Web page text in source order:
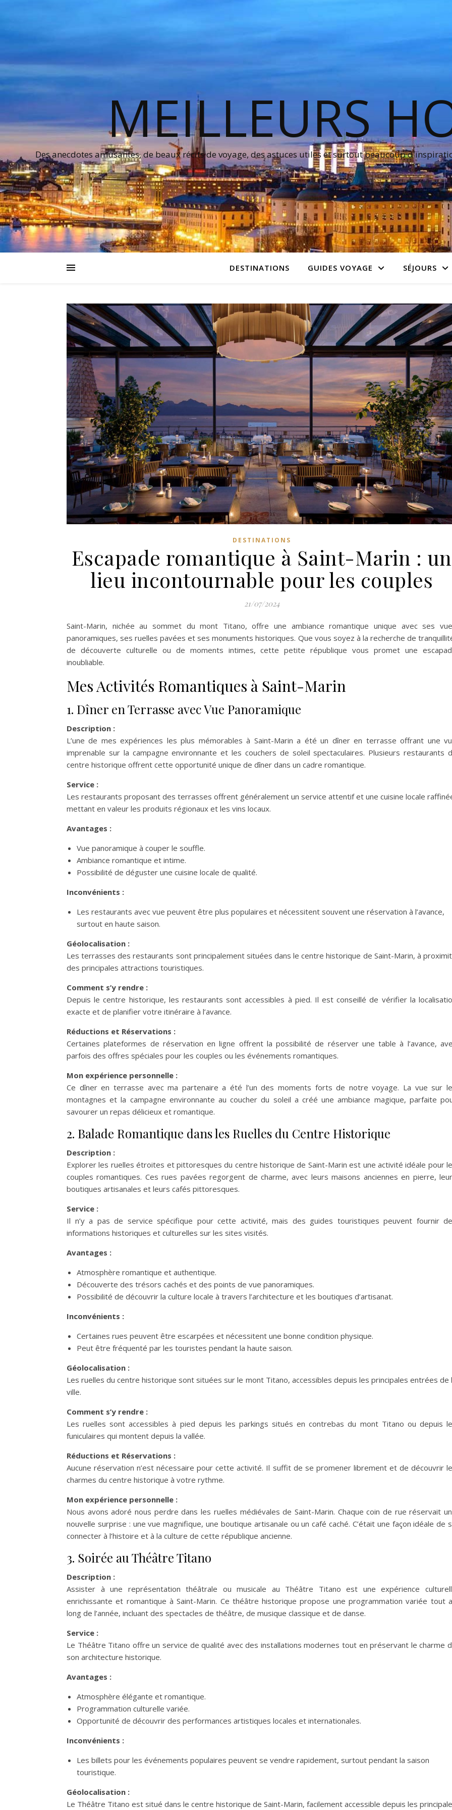
MEILLEURS
Des anecdotes amusantes, de beaux récits de voyage, des astuces utiles et surtout beaucoup
DESTINATIONS GUIDES VOYAGE SÉJOURS
DESTINATIONS
Escapade romantique à Saint-Marin : un
lieu incontournable pour les couples
21/07/2024
Saint-Marin, nichée au sommet du mont Titano, offre une ambiance romantique unique avec ses
panoramiques, ses ruelles pavées et ses monuments historiques. Que vous soyez à la recherche de
de découverte culturelle ou de moments intimes, cette petite république vous promet une
inoubliable.
Mes Activités Romantiques à Saint-Marin
1. Dîner en Terrasse avec Vue Panoramique
Description :
L’une de mes expériences les plus mémorables à Saint-Marin a été un dîner en terrasse offrant une
imprenable sur la campagne environnante et les couchers de soleil spectaculaires. Plusieurs restaurants
centre historique offrent cette opportunité unique de dîner dans un cadre romantique.
Service :
Les restaurants proposant des terrasses offrent généralement un service attentif et une cuisine locale
mettant en valeur les produits régionaux et les vins locaux.
Avantages :
Vue panoramique à couper le souffle.
Ambiance romantique et intime.
Possibilité de déguster une cuisine locale de qualité.
Inconvénients :
Les restaurants avec vue peuvent être plus populaires et nécessitent souvent une réservation à l’avance,
surtout en haute saison.
Géolocalisation :
Les terrasses des restaurants sont principalement situées dans le centre historique de Saint-Marin, à
des principales attractions touristiques.
Comment s’y rendre :
Depuis le centre historique, les restaurants sont accessibles à pied. Il est conseillé de vérifier la
exacte et de planifier votre itinéraire à l’avance.
Réductions et Réservations :
Certaines plateformes de réservation en ligne offrent la possibilité de réserver une table à l’avance,
parfois des offres spéciales pour les couples ou les événements romantiques.
Mon expérience personnelle :
Ce dîner en terrasse avec ma partenaire a été l’un des moments forts de notre voyage. La vue sur
montagnes et la campagne environnante au coucher du soleil a créé une ambiance magique, parfaite
savourer un repas délicieux et romantique.
2. Balade Romantique dans les Ruelles du Centre Historique
Description :
Explorer les ruelles étroites et pittoresques du centre historique de Saint-Marin est une activité idéale pour
couples romantiques. Ces rues pavées regorgent de charme, avec leurs maisons anciennes en pierre,
boutiques artisanales et leurs cafés pittoresques.
Service :
Il n’y a pas de service spécifique pour cette activité, mais des guides touristiques peuvent fournir
informations historiques et culturelles sur les sites visités.
Avantages :
Atmosphère romantique et authentique.
Découverte des trésors cachés et des points de vue panoramiques.
Possibilité de découvrir la culture locale à travers l’architecture et les boutiques d’artisanat.
Inconvénients :
Certaines rues peuvent être escarpées et nécessitent une bonne condition physique.
Peut être fréquenté par les touristes pendant la haute saison.
Géolocalisation :
Les ruelles du centre historique sont situées sur le mont Titano, accessibles depuis les principales entrées de
ville.
Comment s’y rendre :
Les ruelles sont accessibles à pied depuis les parkings situés en contrebas du mont Titano ou depuis
funiculaires qui montent depuis la vallée.
Réductions et Réservations :
Aucune réservation n’est nécessaire pour cette activité. Il suffit de se promener librement et de découvrir
charmes du centre historique à votre rythme.
Mon expérience personnelle :
Nous avons adoré nous perdre dans les ruelles médiévales de Saint-Marin. Chaque coin de rue réservait
nouvelle surprise : une vue magnifique, une boutique artisanale ou un café caché. C’était une façon idéale de
connecter à l’histoire et à la culture de cette république ancienne.
3. Soirée au Théâtre Titano
Description :
Assister à une représentation théâtrale ou musicale au Théâtre Titano est une expérience
enrichissante et romantique à Saint-Marin. Ce théâtre historique propose une programmation variée tout
long de l’année, incluant des spectacles de théâtre, de musique classique et de danse.
Service :
Le Théâtre Titano offre un service de qualité avec des installations modernes tout en préservant le charme
son architecture historique.
Avantages :
Atmosphère élégante et romantique.
Programmation culturelle variée.
Opportunité de découvrir des performances artistiques locales et internationales.
Inconvénients :
Les billets pour les événements populaires peuvent se vendre rapidement, surtout pendant la saison
touristique.
Géolocalisation :
Le Théâtre Titano est situé dans le centre historique de Saint-Marin, facilement accessible depuis les